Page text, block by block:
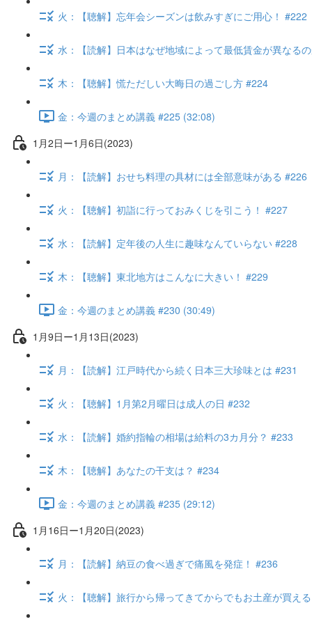
火：【聴解】忘年会シーズンは飲みすぎにご用心！ #222
水：【読解】日本はなぜ地域によって最低賃金が異なる
木：【聴解】慌ただしい大晦日の過ごし方 #224
金：今週のまとめ講義 #225 (32:08)
1月2日ー1月6日(2023)
月：【読解】おせち料理の具材には全部意味がある #226
火：【聴解】初詣に行っておみくじを引こう！ #227
水：【読解】定年後の人生に趣味なんていらない #228
木：【聴解】東北地方はこんなに大きい！ #229
金：今週のまとめ講義 #230 (30:49)
1月9日ー1月13日(2023)
月：【読解】江戸時代から続く日本三大珍味とは #231
火：【聴解】1月第2月曜日は成人の日 #232
水：【読解】婚約指輪の相場は給料の3カ月分？ #233
木：【聴解】あなたの干支は？ #234
金：今週のまとめ講義 #235 (29:12)
1月16日ー1月20日(2023)
月：【読解】納豆の食べ過ぎで痛風を発症！ #236
火：【聴解】旅行から帰ってきてからでもお土産が買え